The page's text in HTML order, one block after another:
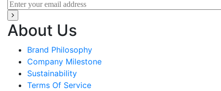
About Us
Brand Philosophy
Company Milestone
Sustainability
Terms Of Service